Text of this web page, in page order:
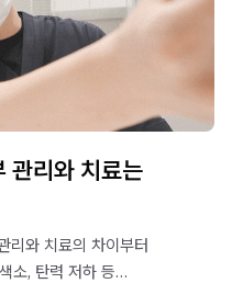
관리와 치료는
리와 치료의 차이부터
소, 탄력 저하 등